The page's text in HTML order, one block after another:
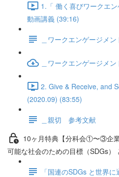
1.「 働く喜びワークエ
動画講義 (39:16)
＿ワークエンゲージメ
＿ワークエンゲージメ
2. Give & Receive, and
(2020.09) (83:55)
＿親切 参考文献
10ヶ月特典【分科会①〜③企
可能な社会のための目標（SDGs）
「国連のSDGs と世界